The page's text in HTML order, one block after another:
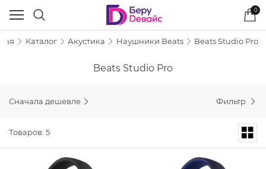
0
Каталог Акустика Наушники Beats Beats Studio Pro
Beats Studio Pro
Сначала дешевле Фильтр
Товаров: 5